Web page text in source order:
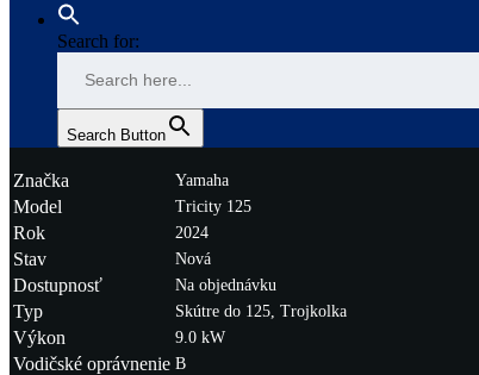
Search for:
Search Button
Značka Yamaha
Model Tricity 125
Rok 2024
Stav Nová
Dostupnosť Na objednávku
Typ Skútre do 125, Trojkolka
Výkon 9.0 kW
Vodičské oprávnenie B